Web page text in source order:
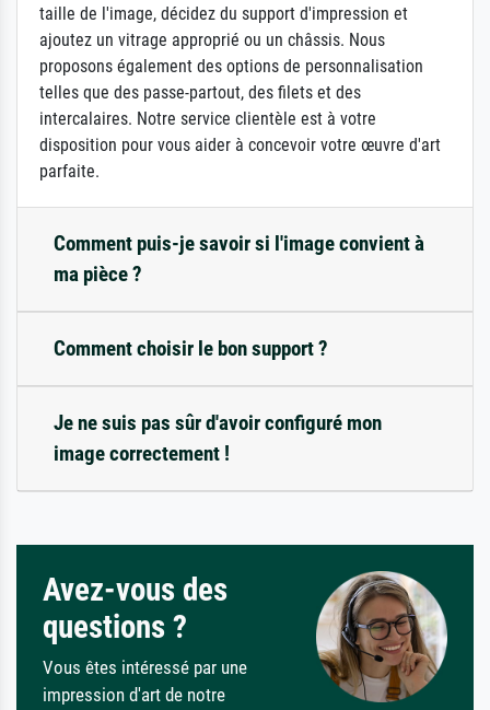
taille de l'image, décidez du support d'impression et
ajoutez un vitrage approprié ou un châssis. Nous
proposons également des options de personnalisation
telles que des passe-partout, des filets et des
intercalaires. Notre service clientèle est à votre
disposition pour vous aider à concevoir votre œuvre d'art
parfaite.
Comment puis-je savoir si l'image convient à
ma pièce ?
Comment choisir le bon support ?
Je ne suis pas sûr d'avoir configuré mon
image correctement !
Avez-vous des
questions ?
Vous êtes intéressé par une
impression d'art de notre